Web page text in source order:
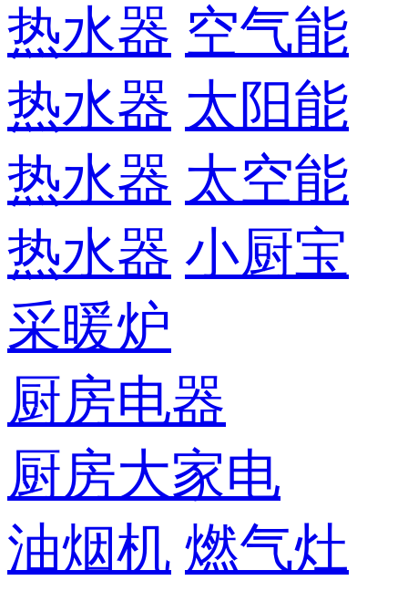
热水器 空气能
热水器 太阳能
热水器 太空能
热水器 小厨宝
采暖炉
厨房电器
厨房大家电
油烟机 燃气灶